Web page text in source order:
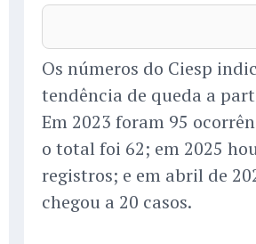
Os números do Ciesp
tendência de queda a
Em 2023 foram 95
o total foi 62; em 2025
registros; e em abril de
chegou a 20 casos.